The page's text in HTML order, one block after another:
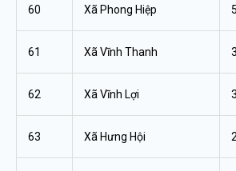
60 Xã Phong Hiệp
61 Xã Vĩnh Thanh
62 Xã Vĩnh Lợi
63 Xã Hưng Hội